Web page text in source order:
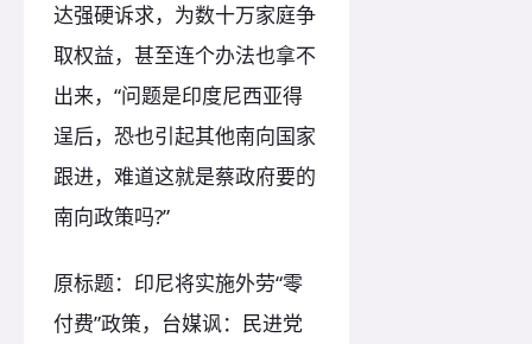
达强硬诉求，为数十万家庭争
取权益，甚至连个办法也拿不
出来，“问题是印度尼西亚得
逞后，恐也引起其他南向国家
跟进，难道这就是蔡政府要的
南向政策吗?”
原标题：印尼将实施外劳“零
付费”政策，台媒讽：民进党